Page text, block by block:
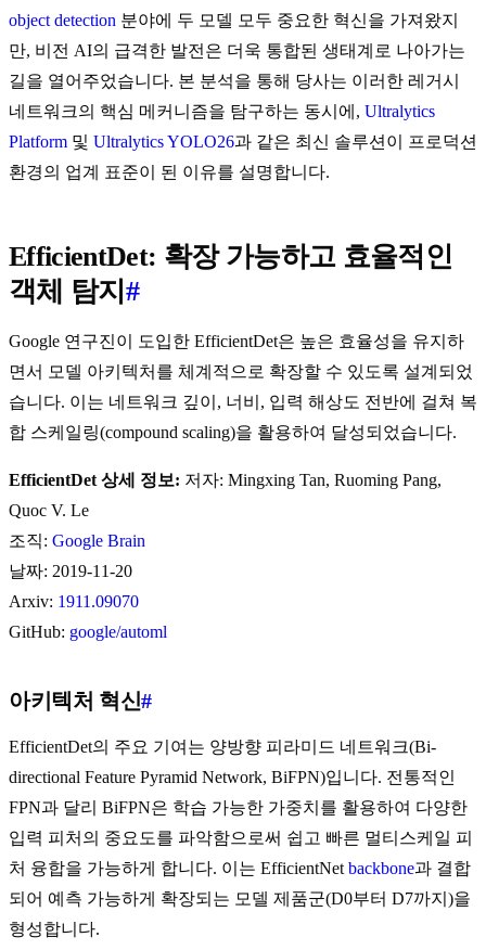
object detection 분야에 두 모델 모두 중요한 혁신을 가져왔지
만, 비전 AI의 급격한 발전은 더욱 통합된 생태계로 나아가는
길을 열어주었습니다. 본 분석을 통해 당사는 이러한 레거시
네트워크의 핵심 메커니즘을 탐구하는 동시에, Ultralytics
Platform 및 Ultralytics YOLO26과 같은 최신 솔루션이 프로덕션
환경의 업계 표준이 된 이유를 설명합니다.
EfficientDet: 확장 가능하고 효율적인
객체 탐지 #
Google 연구진이 도입한 EfficientDet은 높은 효율성을 유지하
면서 모델 아키텍처를 체계적으로 확장할 수 있도록 설계되었
습니다. 이는 네트워크 깊이, 너비, 입력 해상도 전반에 걸쳐 복
합 스케일링(compound scaling)을 활용하여 달성되었습니다.
EfficientDet 상세 정보: 저자: Mingxing Tan, Ruoming Pang,
Quoc V. Le
조직: Google Brain
날짜: 2019-11-20
Arxiv: 1911.09070
GitHub: google/automl
아키텍처 혁신#
EfficientDet의 주요 기여는 양방향 피라미드 네트워크(Bi-
directional Feature Pyramid Network, BiFPN)입니다. 전통적인
FPN과 달리 BiFPN은 학습 가능한 가중치를 활용하여 다양한
입력 피처의 중요도를 파악함으로써 쉽고 빠른 멀티스케일 피
처 융합을 가능하게 합니다. 이는 EfficientNet backbone과 결합
되어 예측 가능하게 확장되는 모델 제품군(D0부터 D7까지)을
형성합니다.